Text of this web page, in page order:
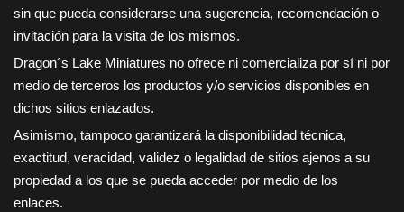
sin que pueda considerarse una sugerencia, recomendación o
invitación para la visita de los mismos.
Dragon´s Lake Miniatures no ofrece ni comercializa por sí ni por
medio de terceros los productos y/o servicios disponibles en
dichos sitios enlazados.
Asimismo, tampoco garantizará la disponibilidad técnica,
exactitud, veracidad, validez o legalidad de sitios ajenos a su
propiedad a los que se pueda acceder por medio de los
enlaces.